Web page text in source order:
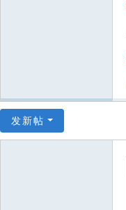
发新帖